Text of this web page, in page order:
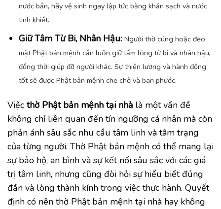
nước bẩn, hãy vệ sinh ngay lập tức bằng khăn sạch và nước
tinh khiết.
Giữ Tâm Từ Bi, Nhân Hậu:Người thờ cúng hoặc đeo
mặt Phật bản mệnh cần luôn giữ tấm lòng từ bi và nhân hậu,
đồng thời giúp đỡ người khác. Sự thiện lương và hành động
tốt sẽ được Phật bản mệnh che chở và ban phước.
Việc thờ Phật bản mệnh tại nhà là một vấn đề
không chỉ liên quan đến tín ngưỡng cá nhân mà còn
phản ánh sâu sắc nhu cầu tâm linh và tâm trạng
của từng người. Thờ Phật bản mệnh có thể mang lại
sự bảo hộ, an bình và sự kết nối sâu sắc với các giá
trị tâm linh, nhưng cũng đòi hỏi sự hiểu biết đúng
đắn và lòng thành kính trong việc thực hành. Quyết
định có nên thờ Phật bản mệnh tại nhà hay không